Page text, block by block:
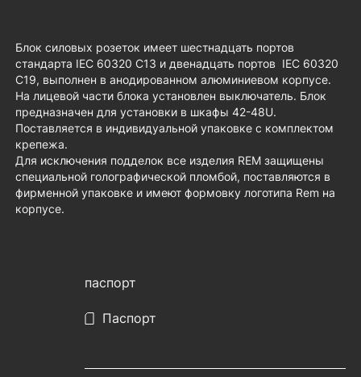
Блок силовых розеток имеет шестнадцать портов
стандарта IEC 60320 C13 и двенадцать портов IEC 60320
C19, выполнен в анодированном алюминиевом корпусе.
На лицевой части блока установлен выключатель. Блок
предназначен для установки в шкафы 42-48U.
Поставляется в индивидуальной упаковке с комплектом
крепежа.
Для исключения подделок все изделия REM защищены
специальной голографической пломбой, поставляются в
фирменной упаковке и имеют формовку логотипа Rem на
корпусе.
паспорт
Паспорт